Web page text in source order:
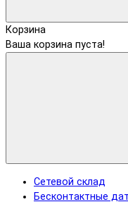
Корзина
Ваша корзина пуста!
Сетевой склад
Бесконтактные